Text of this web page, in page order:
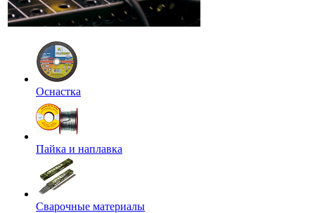
Оснастка
Пайка и наплавка
Сварочные материалы